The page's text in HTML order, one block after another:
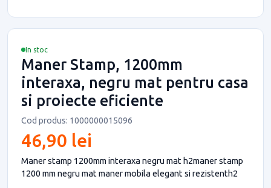
In stoc
Maner Stamp, 1200mm
interaxa, negru mat pentru casa
si proiecte eficiente
Cod produs: 1000000015096
46,90 lei
Maner stamp 1200mm interaxa negru mat h2maner stamp
1200 mm negru mat maner mobila elegant si rezistenth2